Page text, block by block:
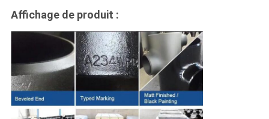
Affichage de produit :